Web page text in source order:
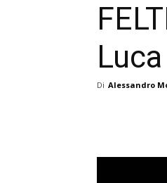
Di Alessandro